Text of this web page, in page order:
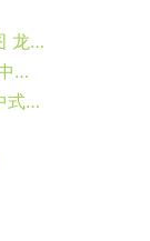
RZMo01-景德镇陶瓷 纯手绘青花 鱼草图 龙纹 八仙图 双狮抱球 圆凳 凉墩
XY16-0709-b 景德镇 镂空圆形瓷墩中高温色釉陶瓷凳室内室外摆设
RZPZ01-02-03-04-05 景德镇陶瓷 新中式古典陶瓷凳子鼓凳仿古印刻雕花鼓墩瓷墩